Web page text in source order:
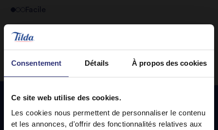
Consentement Détails À propos des cookies
Ce site web utilise des cookies.
Les cookies nous permettent de personnaliser le contenu
et les annonces, d'offrir des fonctionnalités relatives aux
Facile
Recettesen vedette